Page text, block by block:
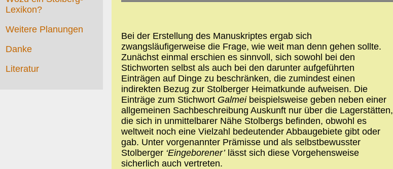
Lexikon?
Weitere Planungen
Danke
Literatur
Bei der Erstellung des Manuskriptes ergab sich
zwangsläufigerweise die Frage, wie weit man denn gehen sollte.
Zunächst einmal erschien es sinnvoll, sich sowohl bei den
Stichworten selbst als auch bei den darunter aufgeführten
Einträgen auf Dinge zu beschränken, die zumindest einen
indirekten Bezug zur Stolberger Heimatkunde aufweisen. Die
Einträge zum Stichwort Galmeibeispielsweise geben neben einer
allgemeinen Sachbeschreibung Auskunft nur über die Lagerstätten,
die sich in unmittelbarer Nähe Stolbergs befinden, obwohl es
weltweit noch eine Vielzahl bedeutender Abbaugebiete gibt oder
gab. Unter vorgenannter Prämisse und als selbstbewusster
Stolberger ‘Eingeborener’lässt sich diese Vorgehensweise
sicherlich auch vertreten.